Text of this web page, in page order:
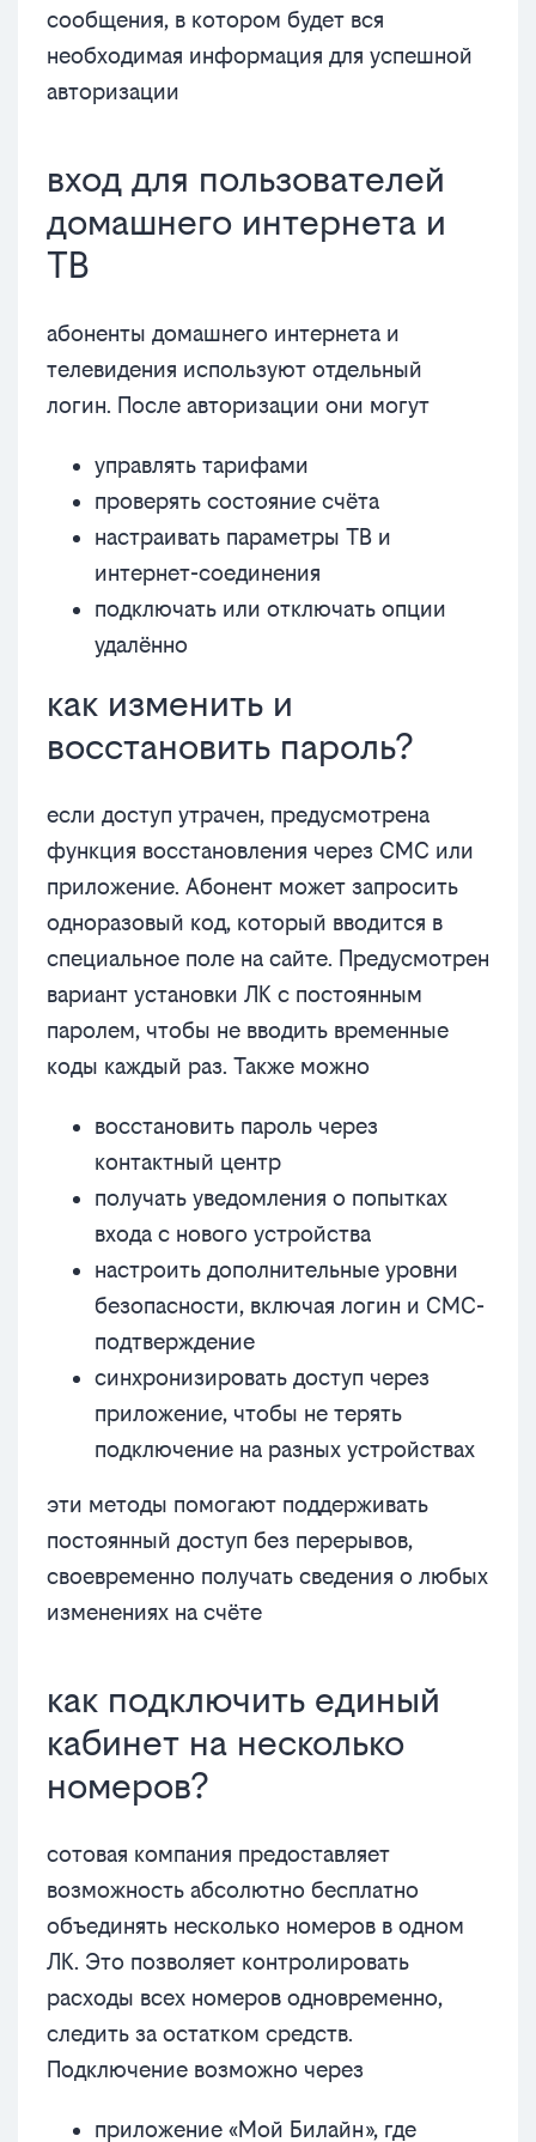
сообщения, в котором будет вся
необходимая информация для успешной
авторизации
вход для пользователей
домашнего интернета и
ТВ
абоненты домашнего интернета и
телевидения используют отдельный
логин. После авторизации они могут
управлять тарифами
проверять состояние счёта
настраивать параметры ТВ и
интернет-соединения
подключать или отключать опции
удалённо
как изменить и
восстановить пароль?
если доступ утрачен, предусмотрена
функция восстановления через СМС или
приложение. Абонент может запросить
одноразовый код, который вводится в
специальное поле на сайте. Предусмотрен
вариант установки ЛК с постоянным
паролем, чтобы не вводить временные
коды каждый раз. Также можно
восстановить пароль через
контактный центр
получать уведомления о попытках
входа с нового устройства
настроить дополнительные уровни
безопасности, включая логин и СМС-
подтверждение
синхронизировать доступ через
приложение, чтобы не терять
подключение на разных устройствах
эти методы помогают поддерживать
постоянный доступ без перерывов,
своевременно получать сведения о любых
изменениях на счёте
как подключить единый
кабинет на несколько
номеров?
сотовая компания предоставляет
возможность абсолютно бесплатно
объединять несколько номеров в одном
ЛК. Это позволяет контролировать
расходы всех номеров одновременно,
следить за остатком средств.
Подключение возможно через
приложение «Мой Билайн», где